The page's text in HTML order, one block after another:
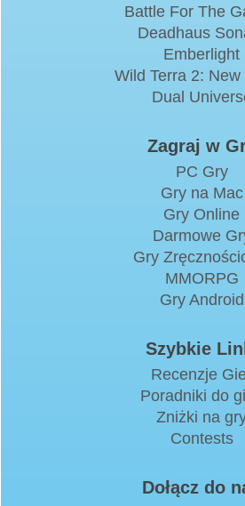
Battle For The
Deadhaus
Emberlight
Wild Terra 2: New
Dual
Zagraj w
PC Gry
Gry na Mac
Gry Online
Darmowe
Gry
MMORPG
Gry Android
Szybkie
Recenzje
Poradniki do
Zniżki na
Contests
Dołącz do